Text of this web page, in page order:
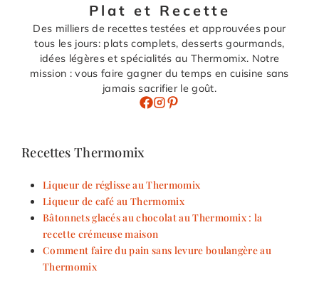
Plat et Recette
Des milliers de recettes testées et approuvées pour
tous les jours: plats complets, desserts gourmands,
idées légères et spécialités au Thermomix. Notre
mission : vous faire gagner du temps en cuisine sans
jamais sacrifier le goût.
Recettes Thermomix
Liqueur de réglisse au Thermomix
Liqueur de café au Thermomix
Bâtonnets glacés au chocolat au Thermomix : la
recette crémeuse maison
Comment faire du pain sans levure boulangère au
Thermomix